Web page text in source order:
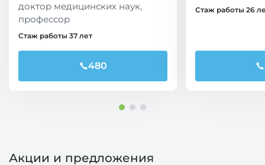
доктор медицинских наук,
профессор
Стаж работы 37 лет
480
Стаж работы 26
Акции и предложения